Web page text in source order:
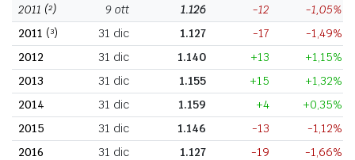
2011 (²) 9 ott 1.126 -12
-1,05%
2011 (³) 31 dic 1.127 -17
-1,49%
2012
31 dic 1.140 +13
+1,15%
2013
31 dic 1.155 +15
+1,32%
2014
31 dic 1.159 +4
+0,35%
2015
31 dic 1.146 -13
-1,12%
2016
31 dic 1.127 -19
-1,66%